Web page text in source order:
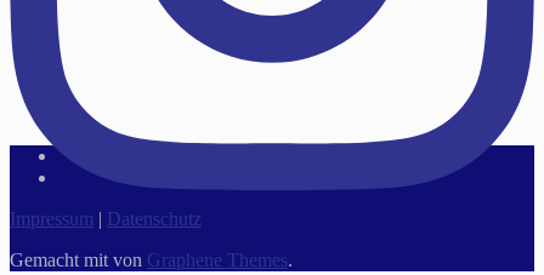
Impressum | Datenschutz
Gemacht mit von Graphene Themes.